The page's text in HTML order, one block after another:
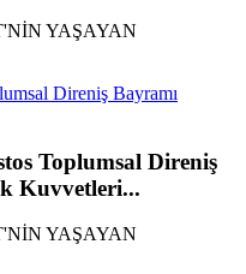
YAŞAYAN
Direniş Bayramı
Toplumsal Direniş
Kuvvetleri...
YAŞAYAN